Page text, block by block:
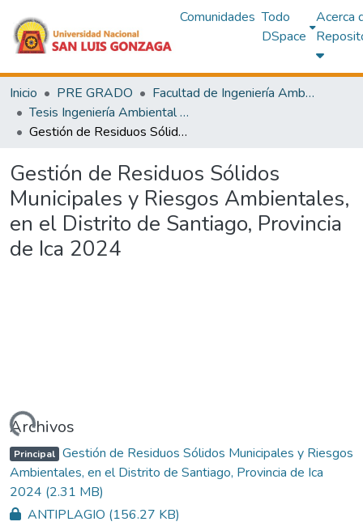
Comunidades Todo
DSpace
Acerca
Inicio PRE GRADO
Facultad de Ingeniería Ambiental y Sanitaria
Tesis Ingeniería Ambiental y Sanitaria
Gestión de Residuos Sólidos Municipales y Riesgos Ambientales, en el Distrito de Santiago, Provincia de Ica 2024
Gestión de Residuos Sólidos
Municipales y Riesgos Ambientales,
en el Distrito de Santiago, Provincia
de Ica 2024
Archivos
Principal Gestión de Residuos Sólidos Municipales y Riesgos
Ambientales, en el Distrito de Santiago, Provincia de Ica
2024 (2.31 MB)
ANTIPLAGIO (156.27 KB)